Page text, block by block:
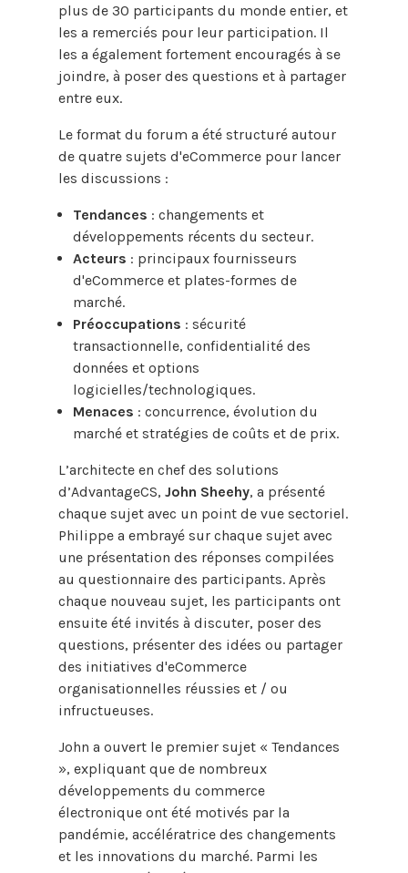
plus de 30 participants du monde entier, et
les a remerciés pour leur participation. Il
les a également fortement encouragés à se
joindre, à poser des questions et à partager
entre eux.
Le format du forum a été structuré autour
de quatre sujets d'eCommerce pour lancer
les discussions :
Tendances : changements et
développements récents du secteur.
Acteurs : principaux fournisseurs
d'eCommerce et plates-formes de
marché.
Préoccupations : sécurité
transactionnelle, confidentialité des
données et options
logicielles/technologiques.
Menaces : concurrence, évolution du
marché et stratégies de coûts et de prix.
L’architecte en chef des solutions
d’AdvantageCS, John Sheehy, a présenté
chaque sujet avec un point de vue sectoriel.
Philippe a embrayé sur chaque sujet avec
une présentation des réponses compilées
au questionnaire des participants. Après
chaque nouveau sujet, les participants ont
ensuite été invités à discuter, poser des
questions, présenter des idées ou partager
des initiatives d'eCommerce
organisationnelles réussies et / ou
infructueuses.
John a ouvert le premier sujet « Tendances
», expliquant que de nombreux
développements du commerce
électronique ont été motivés par la
pandémie, accélératrice des changements
et les innovations du marché. Parmi les